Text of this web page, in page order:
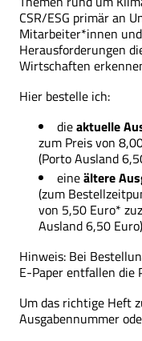
CSR/ESG primär an
Mitarbeiter*innen
Herausforderungen
Wirtschaften
Hier bestelle ich:
dieaktuelle
zum Preis von
(Porto Ausland
eineältere
(zum
von 5,50 Euro*
Ausland 6,50
Hinweis: Bei
E-Paper entfallen die
Um das richtige Heft
Ausgabennummer